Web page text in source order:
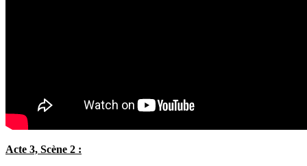
Acte 3, Scène 2 :